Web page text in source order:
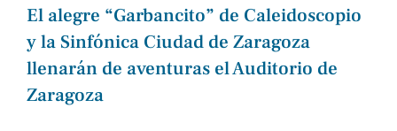
El alegre “Garbancito” de Caleidoscopio
y la Sinfónica Ciudad de Zaragoza
llenarán de aventuras el Auditorio de
Zaragoza